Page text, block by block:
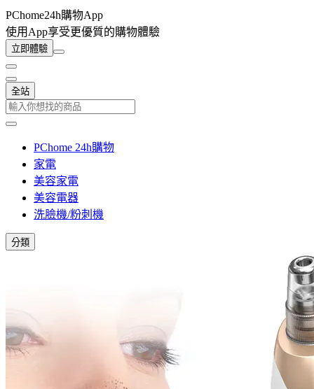
PChome24h購物App
使用App享受更優質的購物體驗
立即體驗
全站
PChome 24h購物
家電
美容家電
美容電器
洗臉機/粉刺機
分類